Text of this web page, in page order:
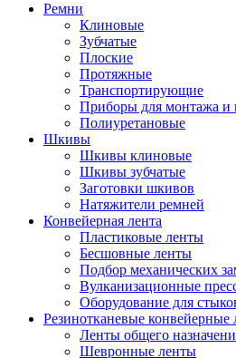
Ремни
Клиновые
Зубчатые
Плоские
Протяжные
Транспортирующие
Приборы для монтажа и
Полиуретановые
Шкивы
Шкивы клиновые
Шкивы зубчатые
Заготовки шкивов
Натяжители ремней
Конвейерная лента
Пластиковые ленты
Бесшовные ленты
Подбор механических
Вулканизационные
Оборудование для
Резинотканевые конвейерные
Ленты общего
Шевронные ленты